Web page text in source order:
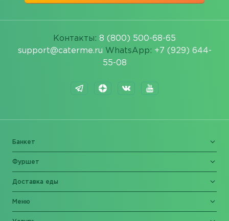
Контакты: 8 (800) 500-68-65
support@caterme.ru WhatsApp: +7 (929) 644-
55-08
Банкет
Фуршет
Доставка еды
Меню